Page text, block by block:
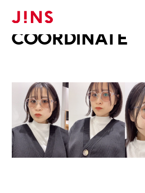
メガネのJINS TOP
COORDINATE